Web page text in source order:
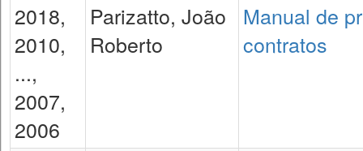
2018,
2010,
...,
2007,
2006
Parizatto, João
Roberto
Manual de
contratos